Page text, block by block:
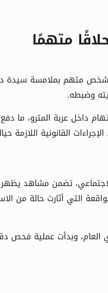
متهمًا
شخص متهم بملامسة سيدة
وضبطه.
داخل عربة المترو، ما دفع
القانونية اللازمة
تضمن مشاهد
التي أثارت حالة من
العام، وبدأت عملية فحص